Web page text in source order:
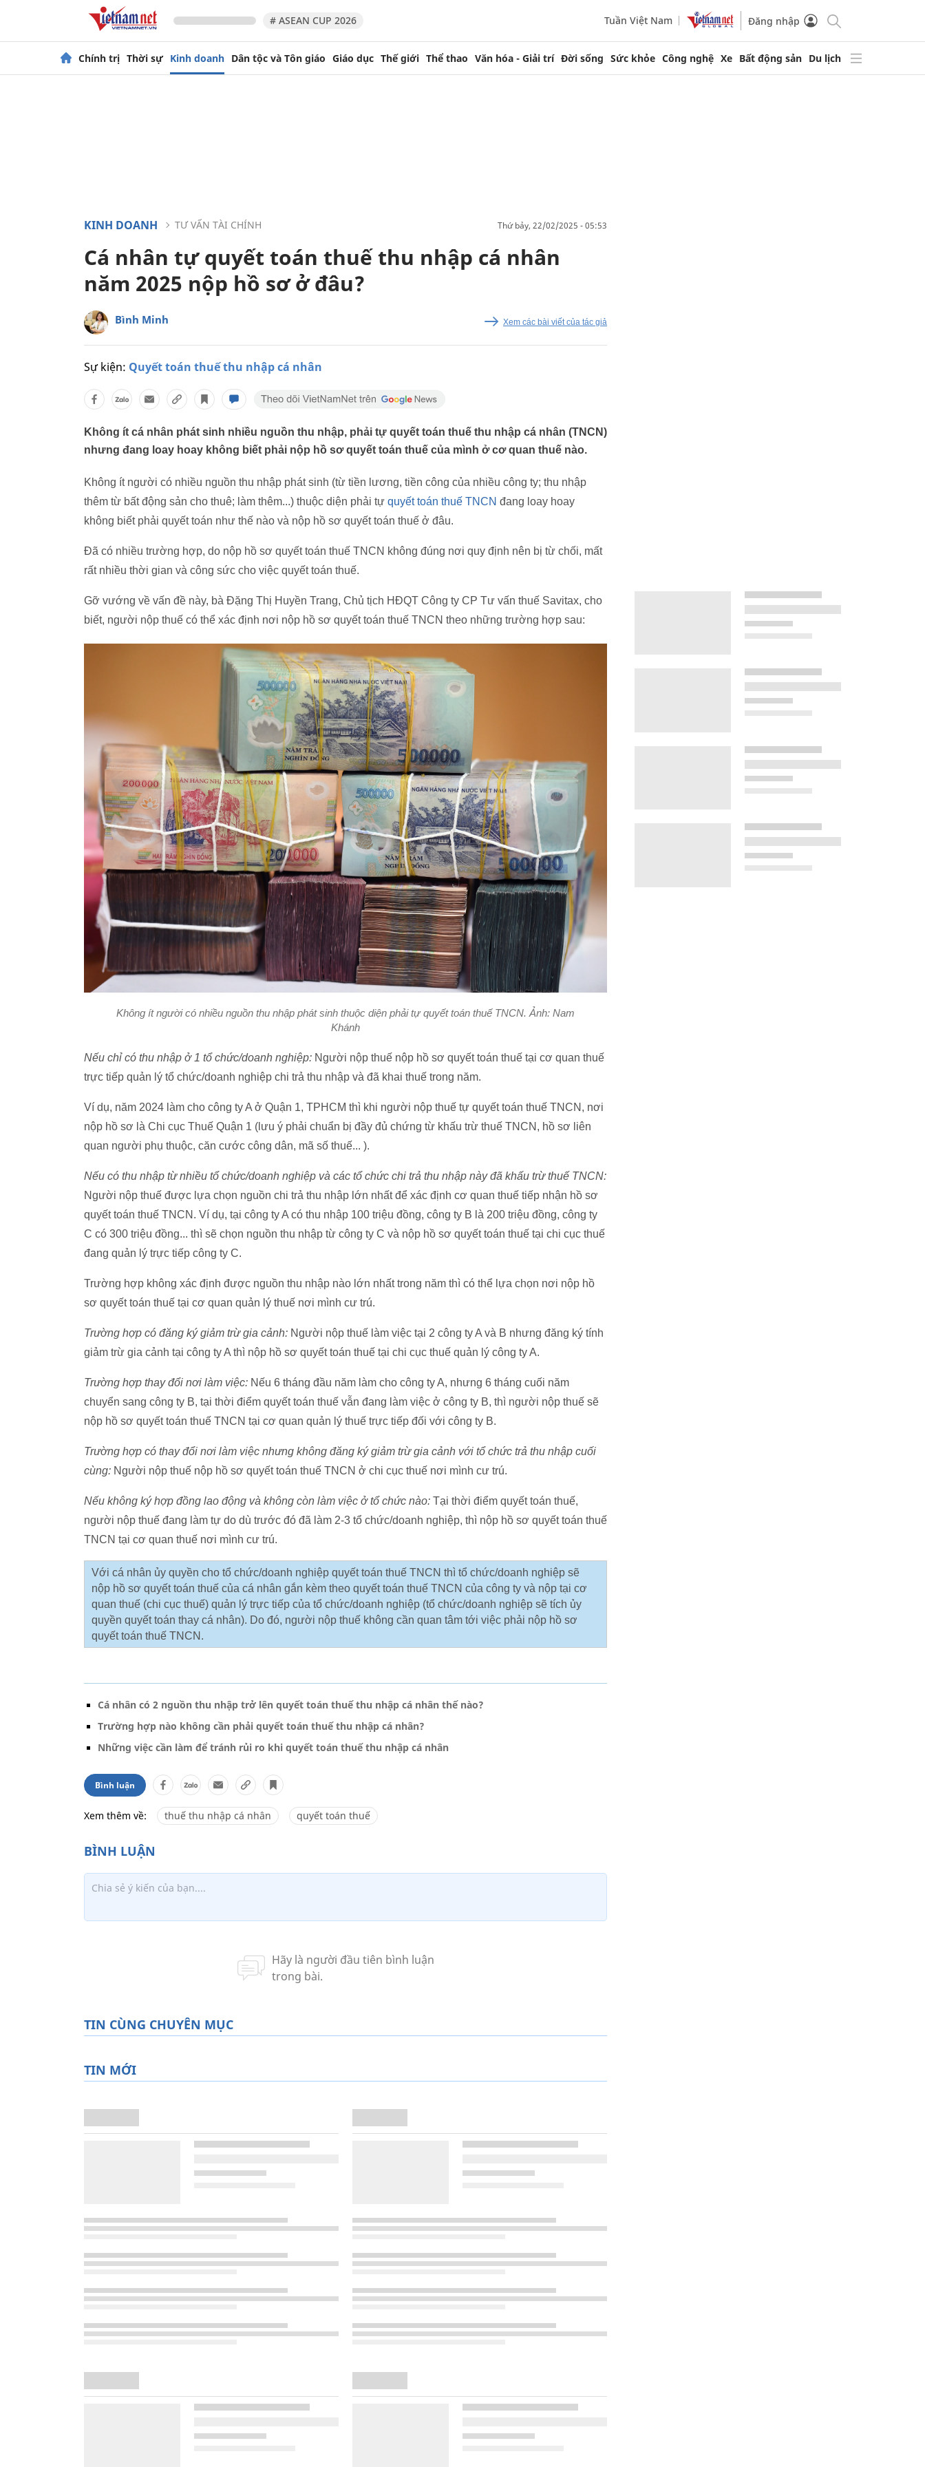
# ASEAN CUP 2026 Tuần Việt Nam Đăng nhập
Chính trị Thời sự Kinh doanh Dân tộc và Tôn giáo Giáo dục Thế giới Thể thao Văn hóa - Giải trí Đời sống Sức khỏe Công nghệ Xe Bất động sản Du lịch
KINH DOANH TƯ VẤN TÀI CHÍNH thứ bảy, 22/02/2025 - 05:53
Cá nhân tự quyết toán thuế thu nhập cá nhân
năm 2025 nộp hồ sơ ở đâu?
Bình Minh Xem các bài viết của tác giả
Sự kiện: Quyết toán thuế thu nhập cá nhân
Không ít cá nhân phát sinh nhiều nguồn thu nhập, phải tự quyết toán thuế thu nhập cá nhân (TNCN)
nhưng đang loay hoay không biết phải nộp hồ sơ quyết toán thuế của mình ở cơ quan thuế nào.
Không ít người có nhiều nguồn thu nhập phát sinh (từ tiền lương, tiền công của nhiều công ty; thu nhập
thêm từ bất động sản cho thuê; làm thêm...) thuộc diện phải tự quyết toán thuế TNCN đang loay hoay
không biết phải quyết toán như thế nào và nộp hồ sơ quyết toán thuế ở đâu.
Đã có nhiều trường hợp, do nộp hồ sơ quyết toán thuế TNCN không đúng nơi quy định nên bị từ chối, mất
rất nhiều thời gian và công sức cho việc quyết toán thuế.
Gỡ vướng về vấn đề này, bà Đặng Thị Huyền Trang, Chủ tịch HĐQT Công ty CP Tư vấn thuế Savitax, cho
biết, người nộp thuế có thể xác định nơi nộp hồ sơ quyết toán thuế TNCN theo những trường hợp sau:
Không ít người có nhiều nguồn thu nhập phát sinh thuộc diện phải tự quyết toán thuế TNCN. Ảnh: Nam
Khánh
Nếu chỉ có thu nhập ở 1 tổ chức/doanh nghiệp: Người nộp thuế nộp hồ sơ quyết toán thuế tại cơ quan thuế
trực tiếp quản lý tổ chức/doanh nghiệp chi trả thu nhập và đã khai thuế trong năm.
Ví dụ, năm 2024 làm cho công ty A ở Quận 1, TPHCM thì khi người nộp thuế tự quyết toán thuế TNCN, nơi
nộp hồ sơ là Chi cục Thuế Quận 1 (lưu ý phải chuẩn bị đầy đủ chứng từ khấu trừ thuế TNCN, hồ sơ liên
quan người phụ thuộc, căn cước công dân, mã số thuế... ).
Nếu có thu nhập từ nhiều tổ chức/doanh nghiệp và các tổ chức chi trả thu nhập này đã khấu trừ thuế TNCN:
Người nộp thuế được lựa chọn nguồn chi trả thu nhập lớn nhất để xác định cơ quan thuế tiếp nhận hồ sơ
quyết toán thuế TNCN. Ví dụ, tại công ty A có thu nhập 100 triệu đồng, công ty B là 200 triệu đồng, công ty
C có 300 triệu đồng... thì sẽ chọn nguồn thu nhập từ công ty C và nộp hồ sơ quyết toán thuế tại chi cục thuế
đang quản lý trực tiếp công ty C.
Trường hợp không xác định được nguồn thu nhập nào lớn nhất trong năm thì có thể lựa chọn nơi nộp hồ
sơ quyết toán thuế tại cơ quan quản lý thuế nơi mình cư trú.
Trường hợp có đăng ký giảm trừ gia cảnh: Người nộp thuế làm việc tại 2 công ty A và B nhưng đăng ký tính
giảm trừ gia cảnh tại công ty A thì nộp hồ sơ quyết toán thuế tại chi cục thuế quản lý công ty A.
Trường hợp thay đổi nơi làm việc: Nếu 6 tháng đầu năm làm cho công ty A, nhưng 6 tháng cuối năm
chuyển sang công ty B, tại thời điểm quyết toán thuế vẫn đang làm việc ở công ty B, thì người nộp thuế sẽ
nộp hồ sơ quyết toán thuế TNCN tại cơ quan quản lý thuế trực tiếp đối với công ty B.
Trường hợp có thay đổi nơi làm việc nhưng không đăng ký giảm trừ gia cảnh với tổ chức trả thu nhập cuối
cùng: Người nộp thuế nộp hồ sơ quyết toán thuế TNCN ở chi cục thuế nơi mình cư trú.
Nếu không ký hợp đồng lao động và không còn làm việc ở tổ chức nào: Tại thời điểm quyết toán thuế,
người nộp thuế đang làm tự do dù trước đó đã làm 2-3 tổ chức/doanh nghiệp, thì nộp hồ sơ quyết toán thuế
TNCN tại cơ quan thuế nơi mình cư trú.
Với cá nhân ủy quyền cho tổ chức/doanh nghiệp quyết toán thuế TNCN thì tổ chức/doanh nghiệp sẽ
nộp hồ sơ quyết toán thuế của cá nhân gắn kèm theo quyết toán thuế TNCN của công ty và nộp tại cơ
quan thuế (chi cục thuế) quản lý trực tiếp của tổ chức/doanh nghiệp (tổ chức/doanh nghiệp sẽ tích ủy
quyền quyết toán thay cá nhân). Do đó, người nộp thuế không cần quan tâm tới việc phải nộp hồ sơ
quyết toán thuế TNCN.
Cá nhân có 2 nguồn thu nhập trở lên quyết toán thuế thu nhập cá nhân thế nào?
Trường hợp nào không cần phải quyết toán thuế thu nhập cá nhân?
Những việc cần làm để tránh rủi ro khi quyết toán thuế thu nhập cá nhân
Bình luận
Xem thêm về: thuế thu nhập cá nhân quyết toán thuế
TIN CÙNG CHUYÊN MỤC
TIN MỚI